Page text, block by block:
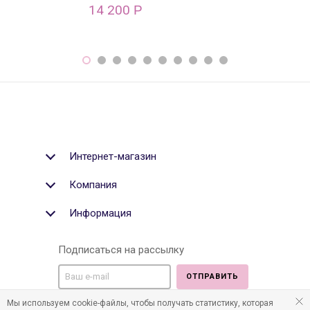
14 200 Р
Интернет-магазин
Компания
Информация
Подписаться на рассылку
ОТПРАВИТЬ
Мы используем cookie-файлы, чтобы получать статистику, которая